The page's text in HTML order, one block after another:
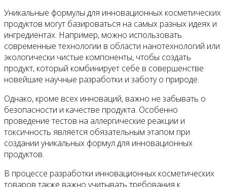
Уникальные формулы для инновационных косметических
продуктов могут базироваться на самых разных идеях и
ингредиентах. Например, можно использовать
современные технологии в области нанотехнологий или
экологически чистые компоненты, чтобы создать
продукт, который комбинирует себе в совершенстве
новейшие научные разработки и заботу о природе.
Однако, кроме всех инноваций, важно не забывать о
безопасности и качестве продукта. Особенно
проведение тестов на аллергические реакции и
токсичность является обязательным этапом при
создании уникальных формул для инновационных
продуктов.
В процессе разработки инновационных косметических
товаров также важно учитывать требования к